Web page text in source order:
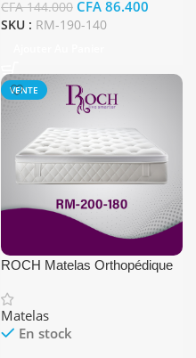
CFA144.000 CFA 86.400
SKU : RM-190-140
VENTE
ROCH Matelas Orthopédique
Matelas
En stock